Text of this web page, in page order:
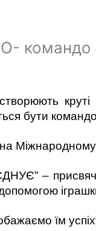
круті
бути
–
їм